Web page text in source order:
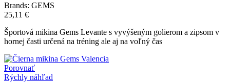
Brands: GEMS
25,11 €
Športová mikina Gems Levante s vyvýšeným golierom a zipsom v
hornej časti určená na tréning ale aj na voľný čas
Porovnať
Rýchly náhľad